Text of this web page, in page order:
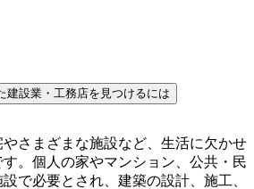
建設業・工務店を見つけるには
さまざまな施設など、生活に欠かせ
。個人の家やマンション、公共・民
で必要とされ、建築の設計、施工、